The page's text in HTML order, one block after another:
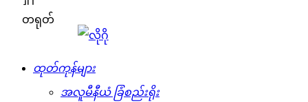
တရုတ်
ထုတ်ကုန်များ
အလူမီနီယံ ခြံစည်းရိုး